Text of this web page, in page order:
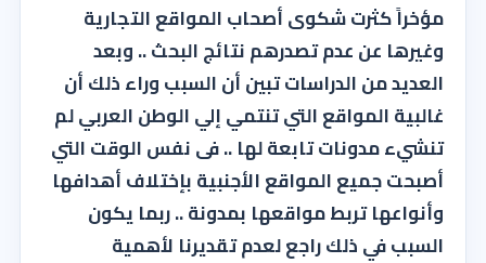
مؤخراً كثرت شكوى أصحاب المواقع التجارية
وغيرها عن عدم تصدرهم نتائج البحث .. وبعد
العديد من الدراسات تبين أن السبب وراء ذلك أن
غالبية المواقع التي تنتمي إلي الوطن العربي لم
تنشيء مدونات تابعة لها .. فى نفس الوقت التي
أصبحت جميع المواقع الأجنبية بإختلاف أهدافها
وأنواعها تربط مواقعها بمدونة .. ربما يكون
السبب في ذلك راجع لعدم تقديرنا لأهمية